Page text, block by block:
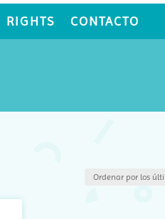
RIGHTS CONTACTO